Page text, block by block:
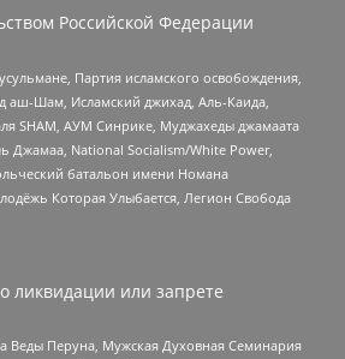
Российской Федерации
Партия исламского освобождения,
аш-Шам, Исламский джихад, Аль-Каида,
SHAM, АУМ Синрике, Муджахеды джамаата
Джамаа, National Socialism/White Power,
батальон имени Номана
Которая Улыбается, Легион Свобода
ликвидации или запрете
Веды Перуна, Мужская Духовная Семинария